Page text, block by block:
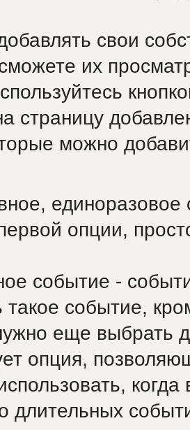
свои
их
страницу
можно
опции,
событие -
такое событие,
еще выбрать
опция,
длительных